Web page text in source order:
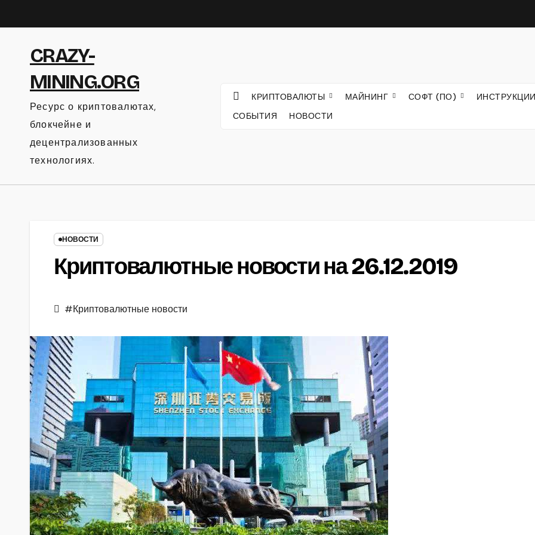
к
CRAZY-
MINING.ORG
Ресурс о криптовалютах,
блокчейне и
децентрализованных
технологиях.
КРИПТОВАЛЮТЫ МАЙНИНГ СОФТ (ПО)
СОБЫТИЯ
НОВОСТИ
НОВОСТИ
Криптовалютные новости на 26.12.2019
#Криптовалютные новости